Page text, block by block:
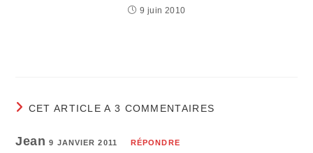
9 juin 2010
CET ARTICLE A 3 COMMENTAIRES
Jean9 JANVIER 2011 RÉPONDRE